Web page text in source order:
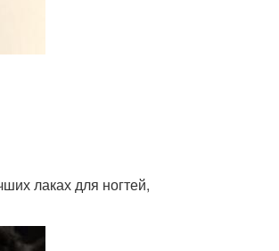
лаках для ногтей,